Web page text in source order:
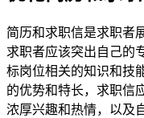
简历和求职信是求职者
求职者应该突出自己的
标岗位相关的知识和技
的优势和特长，求职信
浓厚兴趣和热情，以及